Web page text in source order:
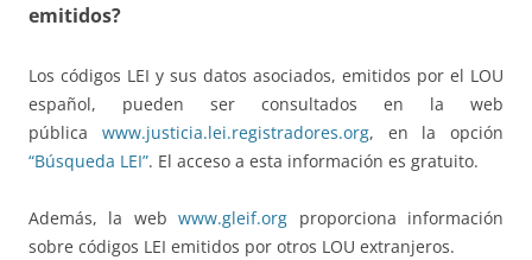
emitidos?
Los códigos LEI y sus datos asociados, emitidos por el LOU
español, pueden ser consultados en la web
pública www.justicia.lei.registradores.org, en la opción
“Búsqueda LEI”. El acceso a esta información es gratuito.
Además, la webwww.gleif.org proporciona información
sobre códigos LEI emitidos por otros LOU extranjeros.